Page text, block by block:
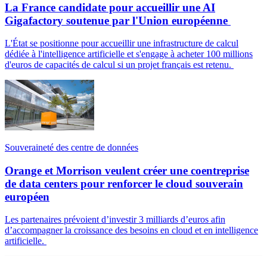
La France candidate pour accueillir une AI
Gigafactory soutenue par l'Union européenne
L'État se positionne pour accueillir une infrastructure de calcul
dédiée à l'intelligence artificielle et s'engage à acheter 100 millions
d'euros de capacités de calcul si un projet français est retenu.
Souveraineté des centre de données
Orange et Morrison veulent créer une coentreprise
de data centers pour renforcer le cloud souverain
européen
Les partenaires prévoient d’investir 3 milliards d’euros afin
d’accompagner la croissance des besoins en cloud et en intelligence
artificielle.